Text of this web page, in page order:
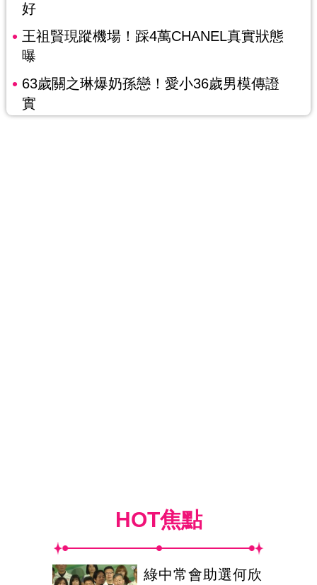
好
王祖賢現蹤機場！踩4萬CHANEL真實狀態
曝
63歲關之琳爆奶孫戀！愛小36歲男模傳證
實
HOT焦點
綠中常會助選何欣